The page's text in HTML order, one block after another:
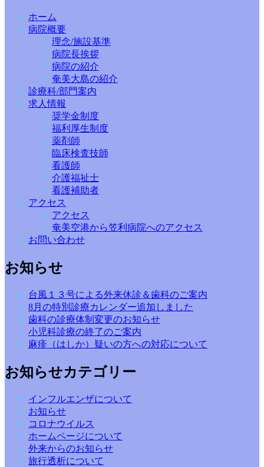
ホーム
病院概要
理念/施設基準
病院長挨拶
病院の紹介
奄美大島の紹介
診療科/部門案内
求人情報
奨学金制度
福利厚生制度
薬剤師
臨床検査技師
看護師
介護福祉士
看護補助者
アクセス
アクセス
奄美空港から笠利病院へのアクセス
お問い合わせ
お知らせ
台風１３号による外来休診＆歯科のご案内
8月の特別診療カレンダー追加しました
歯科の診療体制変更のお知らせ
小児科診療の終了のご案内
麻疹（はしか）疑いの方への対応について
お知らせカテゴリー
インフルエンザについて
お知らせ
コロナウイルス
ホームページについて
外来からのお知らせ
旅行透析について